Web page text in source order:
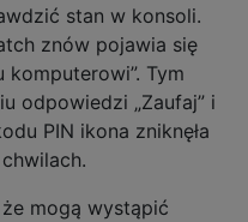
stan w konsoli.
znów pojawia się
komputerowi”. Tym
odpowiedzi „Zaufaj” i
PIN ikona zniknęła
mogą wystąpić